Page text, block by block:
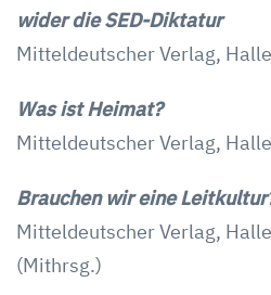
wider die SED-Diktatur
Mitteldeutscher Verlag,
Was ist Heimat?
Mitteldeutscher Verlag,
Brauchen wir eine
Mitteldeutscher Verlag,
(Mithrsg.)